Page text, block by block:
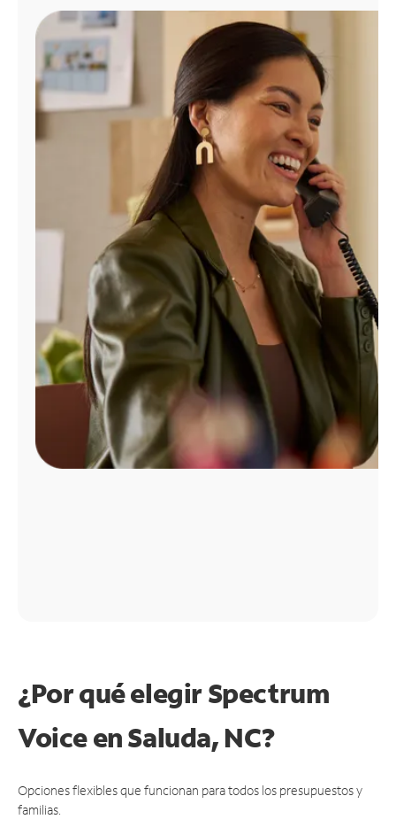
Administrar
cuenta
Encuentra
tienda
¿Por qué elegir Spectrum
Voice en Saluda, NC?
Opciones flexibles que funcionan para todos los presupuestos y
familias.